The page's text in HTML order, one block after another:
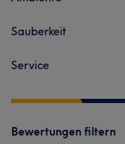
Sauberkeit
Service
Bewertungen filtern